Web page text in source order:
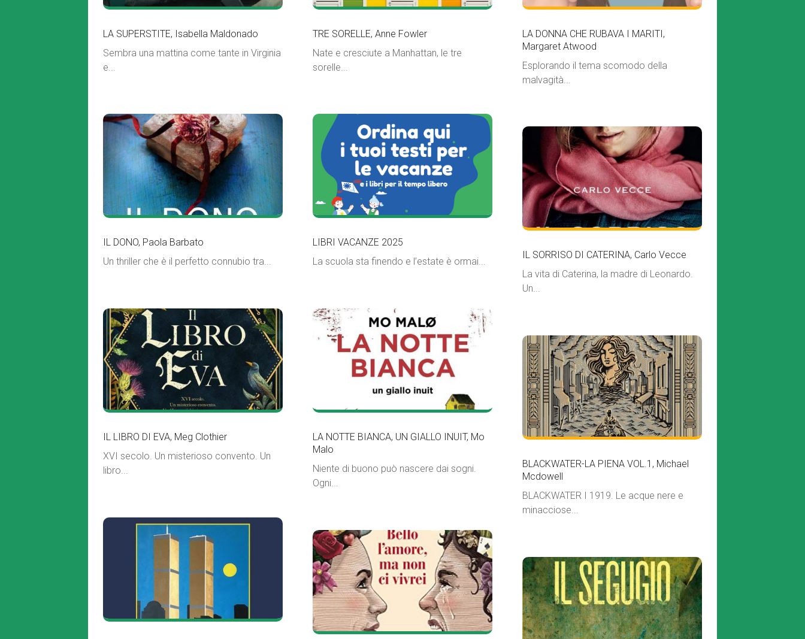
LA SUPERSTITE, Isabella Maldonado
Sembra una mattina come tante in Virginia
e...
TRE SORELLE, Anne Fowler
Nate e cresciute a Manhattan, le tre
sorelle...
LA DONNA CHE RUBAVA I MARITI,
Margaret Atwood
Esplorando il tema scomodo della
malvagità...
IL DONO, Paola Barbato
Un thriller che è il perfetto connubio tra...
LIBRI VACANZE 2025
La scuola sta finendo e l’estate è ormai...
IL SORRISO DI CATERINA, Carlo Vecce
La vita di Caterina, la madre di Leonardo.
Un...
IL LIBRO DI EVA, Meg Clothier
XVI secolo. Un misterioso convento. Un
libro...
LA NOTTE BIANCA, UN GIALLO INUIT, Mo
Malo
Niente di buono può nascere dai sogni.
Ogni...
BLACKWATER-LA PIENA VOL.1, Michael
Mcdowell
BLACKWATER I 1919. Le acque nere e
minacciose...